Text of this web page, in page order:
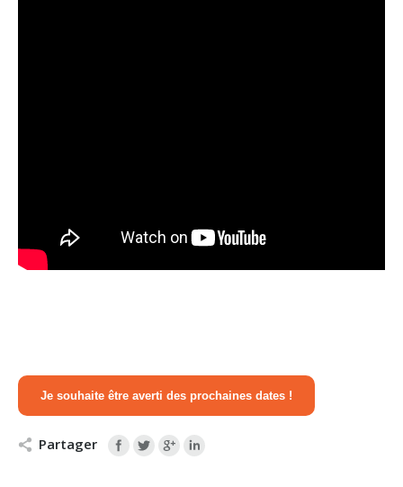
Je souhaite être averti des prochaines dates !
Partager